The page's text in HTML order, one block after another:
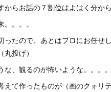
からお話の７割位はよはく分か
。。。
ったので、あとはプロにお任せ
投げ）
な、観るのが怖いような。。。。
えて作ったものが（画のクォリ